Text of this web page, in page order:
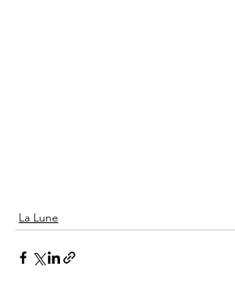
La Lune